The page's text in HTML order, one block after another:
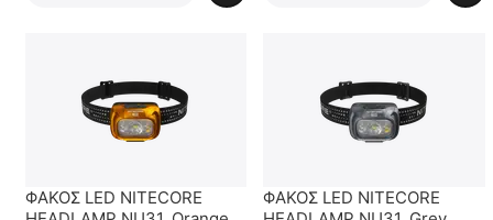
ΦΑΚΟΣ LED NITECORE
ΦΑΚΟΣ LED NITECORE